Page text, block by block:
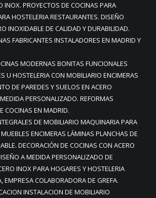
INOX. PROYECTOS DE COCINAS PARA
HOSTELERIA RESTAURANTES. DISEÑO
INOXIDABLE DE CALIDAD Y DURABILIDAD.
FABRICANTES INSTALADORES EN MADRID Y
MODERNAS BONITAS FUNCIONALES
U HOSTELERIA CON MOBILIARIO ENCIMERAS
DE PAREDES Y SUELOS EN ACERO
PERSONALIZADO. REFORMAS
COCINAS EN MADRID.
DE MOBILIARIO MAQUINARIA PARA
ENCIMERAS LÁMINAS PLANCHAS DE
DECORACIÓN DE COCINAS CON ACERO
A MEDIDA PERSONALIZADO DE
INOX PARA HOGARES Y HOSTELERIA
EMPRESA COLABORADORA DE GREFA.
INSTALACION DE MOBILIARIO